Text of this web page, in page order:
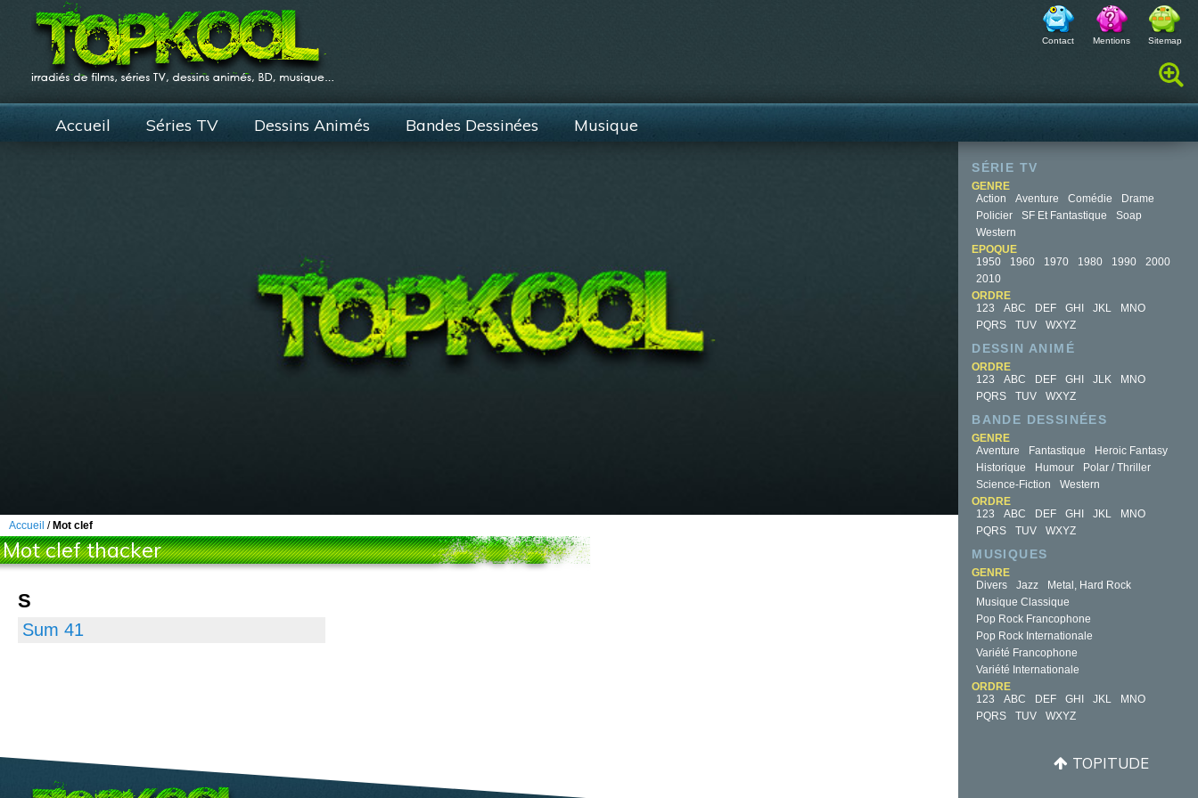
Contact Mentions Sitemap
Rechercher :
Accueil Séries TV Dessins Animés Bandes Dessinées Musique
SÉRIE TV
GENRE
Action
Aventure Comédie
Drame
Policier
SF Et Fantastique
Soap
Western
EPOQUE
1950
1960 1970 1980 1990
2000
2010
ORDRE
123
ABC DEF GHI JKL
MNO
PQRS
TUV WXYZ
DESSIN ANIMÉ
ORDRE
123
ABC DEF GHI JLK
MNO
PQRS
TUV WXYZ
BANDE DESSINÉES
GENRE
Aventure
Fantastique
Heroic Fantasy
Historique
Humour
Polar / Thriller
Science-Fiction
Western
ORDRE
123
ABC DEF GHI JKL
MNO
PQRS
TUV WXYZ
MUSIQUES
GENRE
Divers
Jazz
Metal, Hard Rock
Musique Classique
Pop Rock Francophone
Pop Rock Internationale
Variété Francophone
Variété Internationale
ORDRE
123
ABC DEF GHI JKL
MNO
PQRS
TUV WXYZ
Accueil / Mot clef
Mot clef thacker
S
Sum 41
TOPITUDE